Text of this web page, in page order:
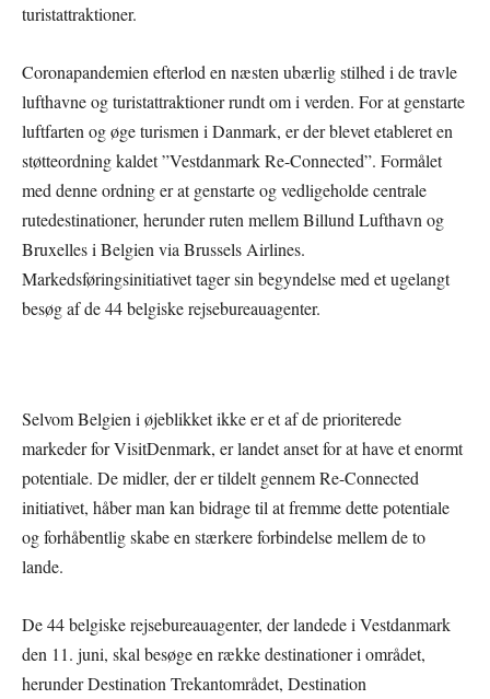
turistattraktioner.
Coronapandemien efterlod en næsten ubærlig stilhed i de travle
lufthavne og turistattraktioner rundt om i verden. For at genstarte
luftfarten og øge turismen i Danmark, er der blevet etableret en
støtteordning kaldet ”Vestdanmark Re-Connected”. Formålet
med denne ordning er at genstarte og vedligeholde centrale
rutedestinationer, herunder ruten mellem Billund Lufthavn og
Bruxelles i Belgien via Brussels Airlines.
Markedsføringsinitiativet tager sin begyndelse med et ugelangt
besøg af de 44 belgiske rejsebureauagenter.
Selvom Belgien i øjeblikket ikke er et af de prioriterede
markeder for VisitDenmark, er landet anset for at have et enormt
potentiale. De midler, der er tildelt gennem Re-Connected
initiativet, håber man kan bidrage til at fremme dette potentiale
og forhåbentlig skabe en stærkere forbindelse mellem de to
lande.
De 44 belgiske rejsebureauagenter, der landede i Vestdanmark
den 11. juni, skal besøge en række destinationer i området,
herunder Destination Trekantområdet, Destination